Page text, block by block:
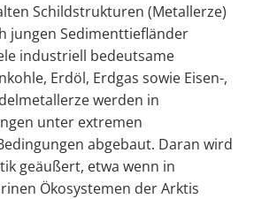
Schildstrukturen (Metallerze)
jungen Sedimenttiefländer
industriell bedeutsame
Erdöl, Erdgas sowie Eisen-,
werden in
unter extremen
abgebaut. Daran wird
geäußert, etwa wenn in
Ökosystemen der Arktis